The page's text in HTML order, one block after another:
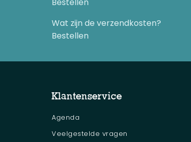
Wat zijn de verzendkosten?
Bestellen
Klantenservice
Agenda
Veelgestelde vragen